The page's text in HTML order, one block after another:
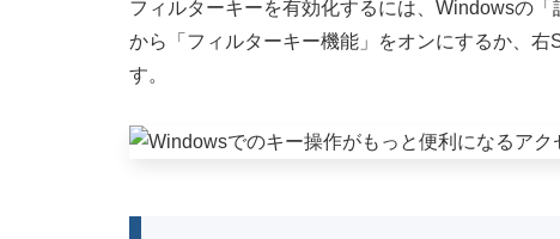
フィルターキーを有効化するには、Windowsの
から「フィルターキー機能」をオンにするか、
す。